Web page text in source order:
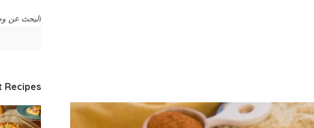
البحث عن
Recipes